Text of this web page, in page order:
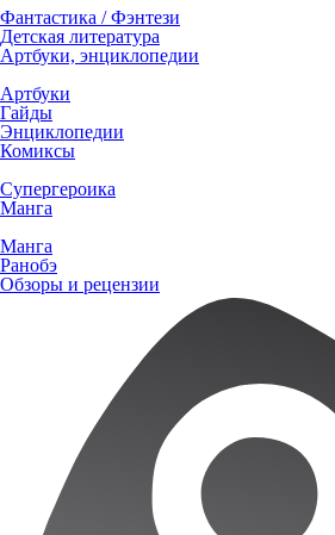
Фантастика / Фэнтези
Детская литература
Артбуки, энциклопедии
Артбуки
Гайды
Энциклопедии
Комиксы
Супергероика
Манга
Манга
Ранобэ
Обзоры и рецензии